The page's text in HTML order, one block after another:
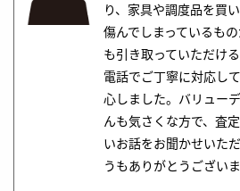
り、家具や調度品を買
傷んでしまっているも
も引き取っていただけ
電話でご丁寧に対応し
心しました。バリュー
んも気さくな方で、査
いお話をお聞かせいた
うもありがとうございま